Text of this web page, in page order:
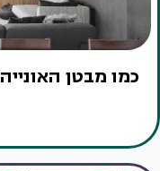
כמו מבטן האונייה